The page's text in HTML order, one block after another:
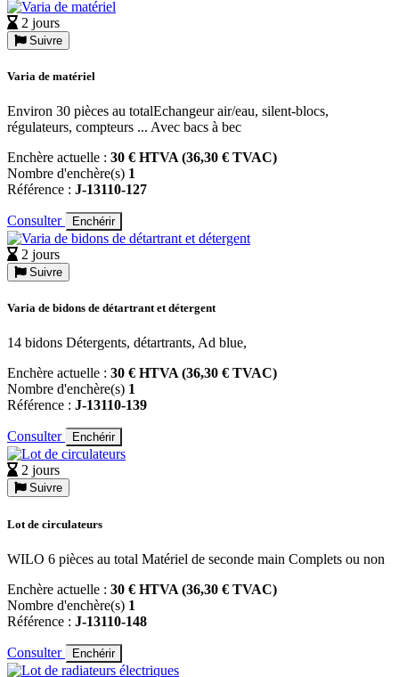
2 jours
Suivre
Varia de matériel
Environ 30 pièces au totalEchangeur air/eau, silent-blocs,
régulateurs, compteurs ... Avec bacs à bec
Enchère actuelle : 30 € HTVA (36,30 € TVAC)
Nombre d'enchère(s) 1
Référence : J-13110-127
Consulter Enchérir
2 jours
Suivre
Varia de bidons de détartrant et détergent
14 bidons Détergents, détartrants, Ad blue,
Enchère actuelle : 30 € HTVA (36,30 € TVAC)
Nombre d'enchère(s) 1
Référence : J-13110-139
Consulter Enchérir
2 jours
Suivre
Lot de circulateurs
WILO 6 pièces au total Matériel de seconde main Complets ou non
Enchère actuelle : 30 € HTVA (36,30 € TVAC)
Nombre d'enchère(s) 1
Référence : J-13110-148
Consulter Enchérir